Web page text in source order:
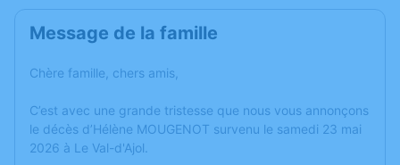
Message de la famille
Chère famille, chers amis,
C’est avec une grande tristesse que nous vous annonçons
le décès d’Hélène MOUGENOT survenu le samedi 23 mai
2026 à Le Val-d'Ajol.